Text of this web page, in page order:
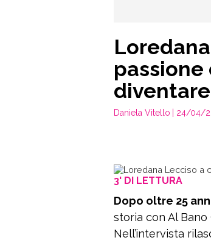
passione
Daniela Vitello | 24/04/
3' DI LETTURA
Dopo oltre 25
storia con Al Bano
Nell’intervista